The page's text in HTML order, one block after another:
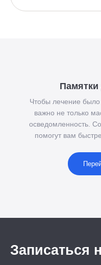
Памятки
Чтобы лечение
важно не только
осведомленность.
помогут вам
Записаться